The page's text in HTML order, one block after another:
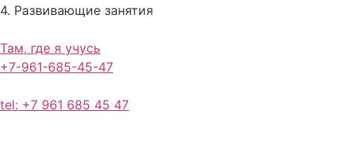
4. Развивающие занятия
Там, где я учусь
+7-961-685-45-47
tel: +7 961 685 45 47